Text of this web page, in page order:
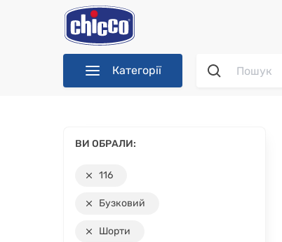
Категорії
ВИ ОБРАЛИ:
116
Бузковий
Шорти